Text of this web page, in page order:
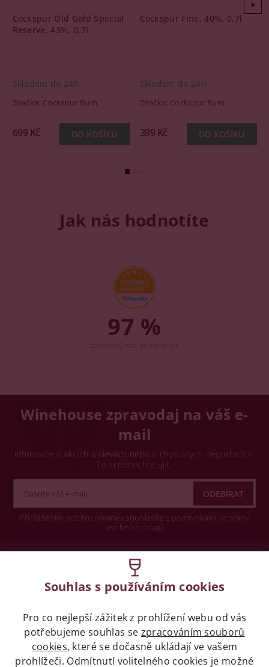
Cockspur Old Gold Special
Reserve, 43%, 0,7l
Skladem do 24h
Značka: Cockspur Rum
699 Kč
Cockspur Fine, 40%, 0,7l
Skladem do 24h
Značka: Cockspur Rum
399 Kč
Jak nás hodnotíte
97 %
Winehouse zpravodaj na váš e-
mail
Informace o akcích a slevách nebo o chystaných degustacích.
To si nenechte ujít.
Přihlášením odběru novinek souhlasíte s podmínkami ochrany
osobních údajů
Legislativa
Zákaz prodeje alkoholických nápojů osobám
mladších 18 let.
Souhlas s používáním cookies
Pro co nejlepší zážitek z prohlížení webu od vás
potřebujeme souhlas se zpracováním souborů
cookies, které se dočasně ukládají ve vašem
prohlížeči. Odmítnutí volitelného cookies je možné